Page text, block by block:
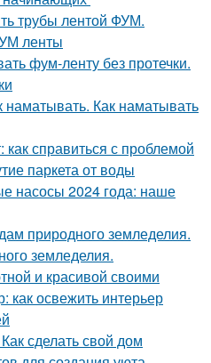
трубы лентой ФУМ.
ленты
фум-ленту без протечки.
наматывать. Как наматывать
справиться с проблемой
паркета от воды
насосы 2024 года: наше
природного земледелия.
земледелия.
и красивой своими
как освежить интерьер
сделать свой дом